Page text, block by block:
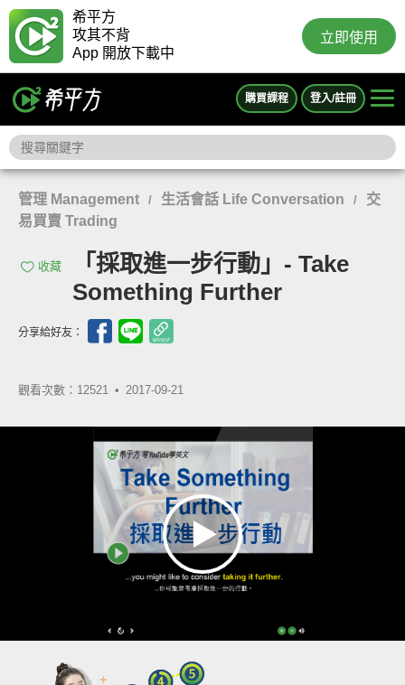
希平方
攻其不背
App 開放下載中
立即使用
購買課程 登入/註冊
管理 Management / 生活會話 Life Conversation /
交
易買賣 Trading
收藏
「採取進一步行動」- Take
Something Further
分享給好友：
觀看次數：12521 • 2017-09-21